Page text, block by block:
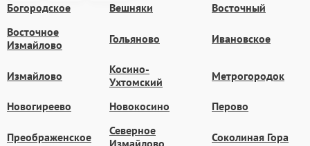
Богородское Вешняки
Восточный
Восточное
Измайлово
Гольяново Ивановское
Измайлово
Косино-
Ухтомский
Метрогородок
Новогиреево Новокосино Перово
Преображенское
Северное
Соколиная Гора